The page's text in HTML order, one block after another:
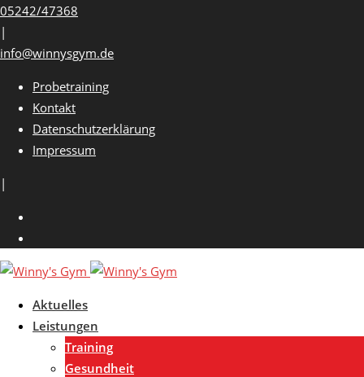
Skip
to
content
05242/47368
|
info@winnysgym.de
Probetraining
Kontakt
Datenschutzerklärung
Impressum
|
Aktuelles
Leistungen
Training
Gesundheit